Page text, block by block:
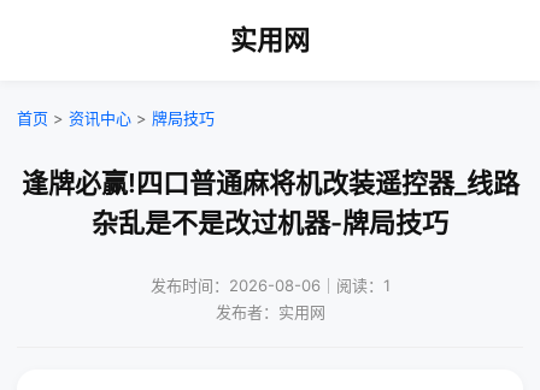
实用网
首页 > 资讯中心 > 牌局技巧
逢牌必赢!四口普通麻将机改装遥控器_线路
杂乱是不是改过机器-牌局技巧
发布时间：2026-08-06｜阅读：1
发布者：实用网